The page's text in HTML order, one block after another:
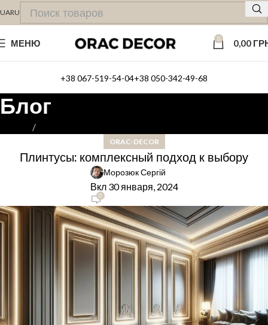
UARU
МЕНЮ 0 0,00
+38 067-519-54-04+38 050-342-49-68
Блог
ORAC-DECOR
Плинтусы: комплексный подход к выбору
Морозюк Сергій
Вкл 30 января, 2024
0